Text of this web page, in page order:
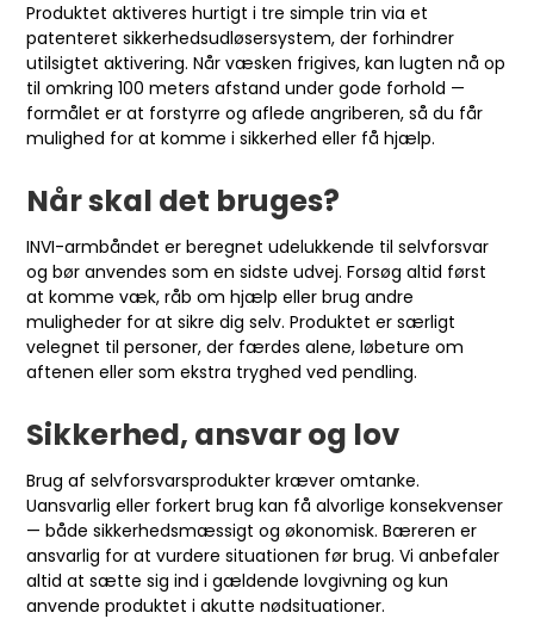
Produktet aktiveres hurtigt i tre simple trin via et
patenteret sikkerhedsudløsersystem, der forhindrer
utilsigtet aktivering. Når væsken frigives, kan lugten nå op
til omkring 100 meters afstand under gode forhold —
formålet er at forstyrre og aflede angriberen, så du får
mulighed for at komme i sikkerhed eller få hjælp.
Når skal det bruges?
INVI-armbåndet er beregnet udelukkende til selvforsvar
og bør anvendes som en sidste udvej. Forsøg altid først
at komme væk, råb om hjælp eller brug andre
muligheder for at sikre dig selv. Produktet er særligt
velegnet til personer, der færdes alene, løbeture om
aftenen eller som ekstra tryghed ved pendling.
Sikkerhed, ansvar og lov
Brug af selvforsvarsprodukter kræver omtanke.
Uansvarlig eller forkert brug kan få alvorlige konsekvenser
— både sikkerhedsmæssigt og økonomisk. Bæreren er
ansvarlig for at vurdere situationen før brug. Vi anbefaler
altid at sætte sig ind i gældende lovgivning og kun
anvende produktet i akutte nødsituationer.